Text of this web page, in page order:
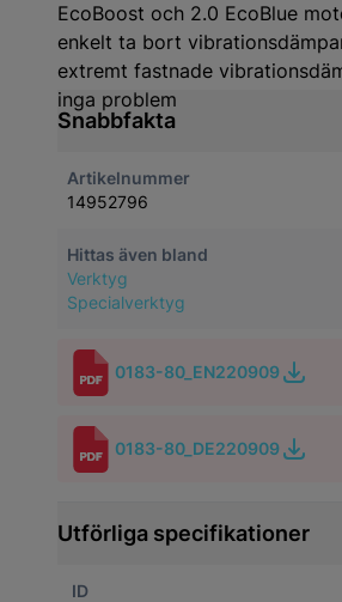
EcoBoost och 2.0 EcoBlue
enkelt ta bort
extremt fastnade
inga problem
Snabbfakta
Artikelnummer
14952796
Hittas även bland
Verktyg
Specialverktyg
0183-80_EN220909
0183-80_DE220909
Utförliga specifikationer
ID